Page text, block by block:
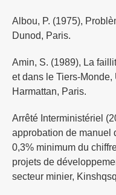
Albou, P. (1975),
Dunod, Paris.
Amin, S. (1989), La
et dans le Tiers-
Harmattan, Paris.
Arrêté Interministériel
approbation de manuel
0,3% minimum du
projets de
secteur minier,